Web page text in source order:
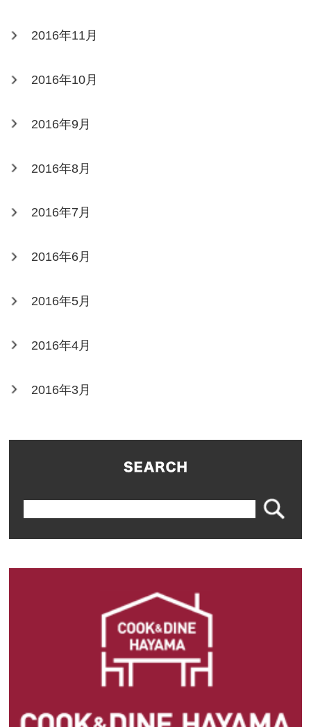
2016年11月
2016年10月
2016年9月
2016年8月
2016年7月
2016年6月
2016年5月
2016年4月
2016年3月